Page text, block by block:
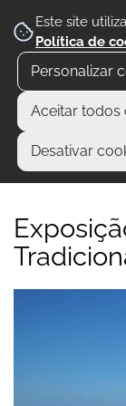
Este site
Política de
Personalizar
Aceitar todos
Desativar